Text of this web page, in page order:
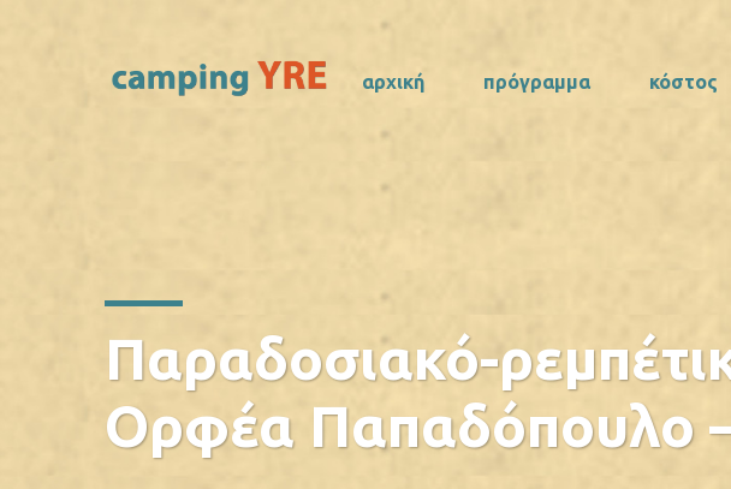
αρχική πρόγραμμα κόστος
Παραδοσιακό-
Ορφέα Παπαδόπουλο